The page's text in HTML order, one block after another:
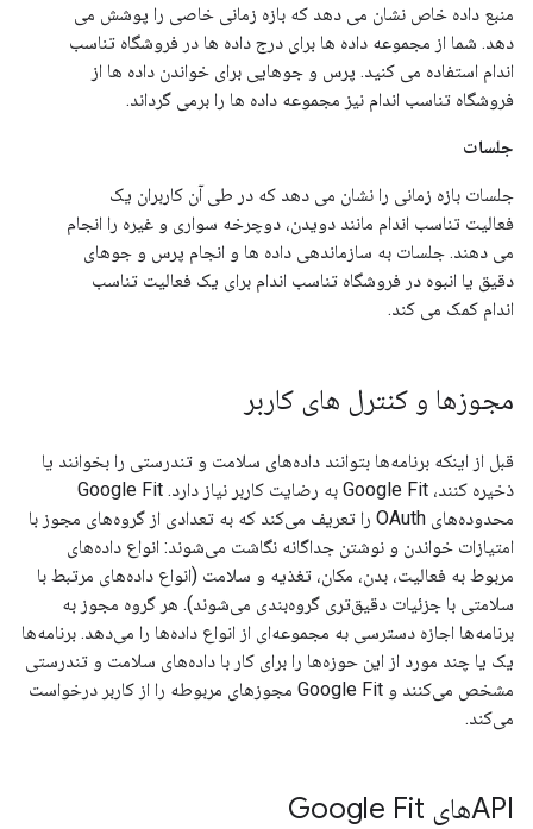
منبع داده خاص نشان می دهد که بازه زمانی خاصی را پوشش می
دهد. شما از مجموعه داده ها برای درج داده ها در فروشگاه تناسب
اندام استفاده می کنید. پرس و جوهایی برای خواندن داده ها از
فروشگاه تناسب اندام نیز مجموعه داده ها را برمی گرداند.
جلسات
جلسات بازه زمانی را نشان می دهد که در طی آن کاربران یک
فعالیت تناسب اندام مانند دویدن، دوچرخه سواری و غیره را انجام
می دهند. جلسات به سازماندهی داده ها و انجام پرس و جوهای
دقیق یا انبوه در فروشگاه تناسب اندام برای یک فعالیت تناسب
اندام کمک می کند.
مجوزها و کنترل های کاربر
قبل از اینکه برنامه‌ها بتوانند داده‌های سلامت و تندرستی را بخوانند یا
ذخیره کنند، Google Fit به رضایت کاربر نیاز دارد. Google Fit
محدوده‌های OAuth را تعریف می‌کند که به تعدادی از گروه‌های مجوز با
امتیازات خواندن و نوشتن جداگانه نگاشت می‌شوند: انواع داده‌های
مربوط به فعالیت، بدن، مکان، تغذیه و سلامت (انواع داده‌های مرتبط با
سلامتی با جزئیات دقیق‌تری گروه‌بندی می‌شوند). هر گروه مجوز به
برنامه‌ها اجازه دسترسی به مجموعه‌ای از انواع داده‌ها را می‌دهد. برنامه‌ها
یک یا چند مورد از این حوزه‌ها را برای کار با داده‌های سلامت و تندرستی
مشخص می‌کنند و Google Fit مجوزهای مربوطه را از کاربر درخواست
می‌کند.
APIهای Google Fit